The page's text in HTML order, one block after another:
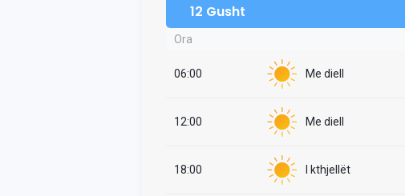
12 Gusht
Ora
06:00 Me diell
12:00 Me diell
18:00 I kthjellët